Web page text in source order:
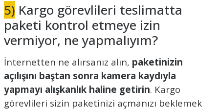
5) Kargo görevlileri teslimatta
paketi kontrol etmeye izin
vermiyor, ne yapmalıyım?
İnternetten ne alırsanız alın, paketinizin
açılışını baştan sonra kamera kaydıyla
yapmayı alışkanlık haline getirin. Kargo
görevlileri sizin paketinizi açmanızı beklemek